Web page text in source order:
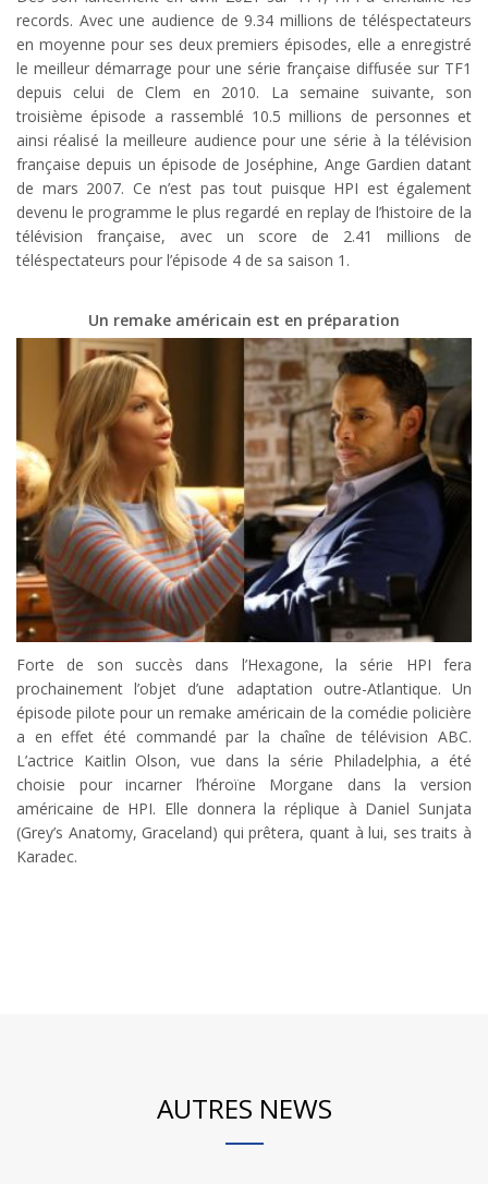
records. Avec une audience de 9.34 millions de téléspectateurs
en moyenne pour ses deux premiers épisodes, elle a enregistré
le meilleur démarrage pour une série française diffusée sur TF1
depuis celui de Clem en 2010. La semaine suivante, son
troisième épisode a rassemblé 10.5 millions de personnes et
ainsi réalisé la meilleure audience pour une série à la télévision
française depuis un épisode de Joséphine, Ange Gardien datant
de mars 2007. Ce n’est pas tout puisque HPI est également
devenu le programme le plus regardé en replay de l’histoire de la
télévision française, avec un score de 2.41 millions de
téléspectateurs pour l’épisode 4 de sa saison 1.
Un remake américain est en préparation
Forte de son succès dans l’Hexagone, la série HPI fera
prochainement l’objet d’une adaptation outre-Atlantique. Un
épisode pilote pour un remake américain de la comédie policière
a en effet été commandé par la chaîne de télévision ABC.
L’actrice Kaitlin Olson, vue dans la série Philadelphia, a été
choisie pour incarner l’héroïne Morgane dans la version
américaine de HPI. Elle donnera la réplique à Daniel Sunjata
(Grey’s Anatomy, Graceland) qui prêtera, quant à lui, ses traits à
Karadec.
AUTRES NEWS